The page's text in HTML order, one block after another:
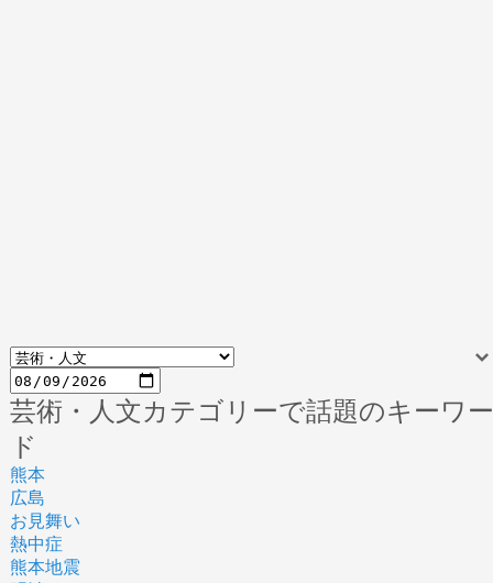
芸術・人文カテゴリーで話題のキーワー
ド
熊本
広島
お見舞い
熱中症
熊本地震